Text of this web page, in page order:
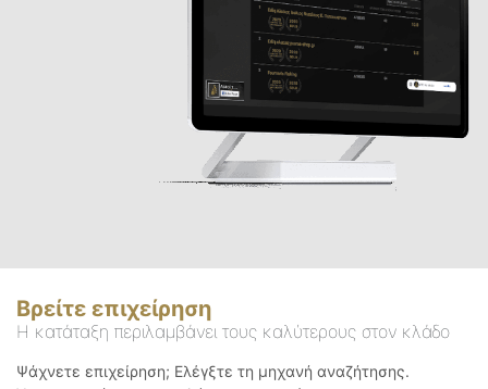
Βρείτε επιχείρηση
Η κατάταξη περιλαμβάνει τους καλύτερους στον κλάδο
Ψάχνετε επιχείρηση; Ελέγξτε τη μηχανή αναζήτησης.